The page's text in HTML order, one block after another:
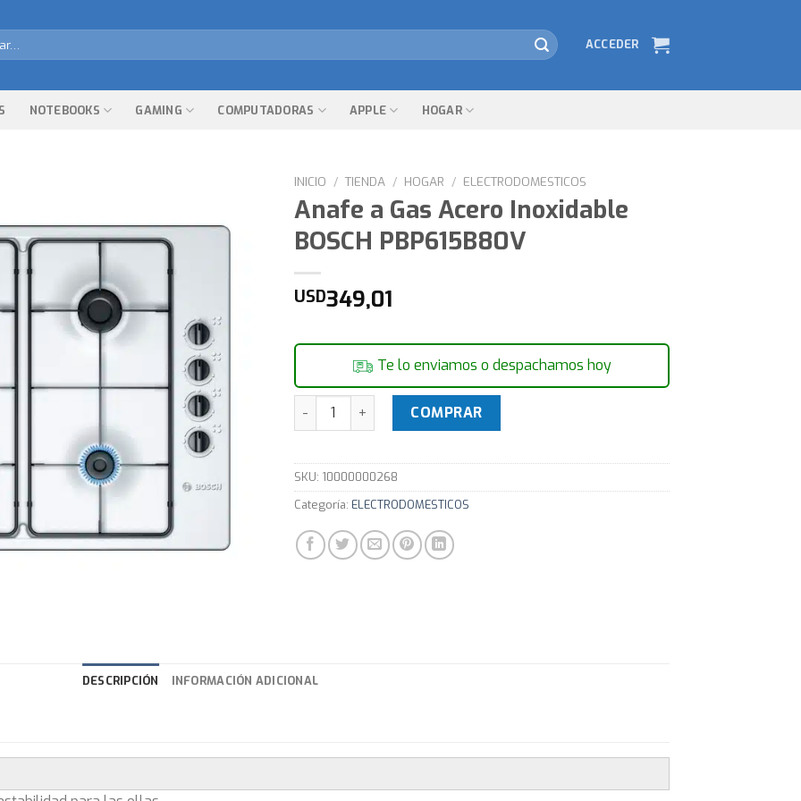
ACCEDER
NOTEBOOKS GAMING COMPUTADORAS APPLE HOGAR
INICIO / TIENDA / HOGAR / ELECTRODOMESTICOS
Anafe a Gas Acero Inoxidable
BOSCH PBP615B80V
USD349,01
Te lo enviamos o despachamos hoy
Anafe a Gas Acero Inoxidable BOSCH PBP615B80V cantidad
COMPRAR
SKU: 10000000268
Categoría: ELECTRODOMESTICOS
DESCRIPCIÓN INFORMACIÓN ADICIONAL